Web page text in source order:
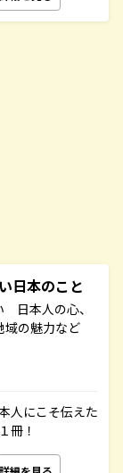
日本のこと
日本人の心、
域の魅力など
人にこそ伝えた
冊！